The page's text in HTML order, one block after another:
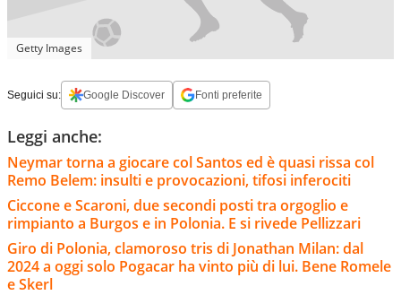
Getty Images
Seguici su: Google Discover Fonti preferite
Leggi anche:
Neymar torna a giocare col Santos ed è quasi rissa col
Remo Belem: insulti e provocazioni, tifosi inferociti
Ciccone e Scaroni, due secondi posti tra orgoglio e
rimpianto a Burgos e in Polonia. E si rivede Pellizzari
Giro di Polonia, clamoroso tris di Jonathan Milan: dal
2024 a oggi solo Pogacar ha vinto più di lui. Bene Romele
e Skerl